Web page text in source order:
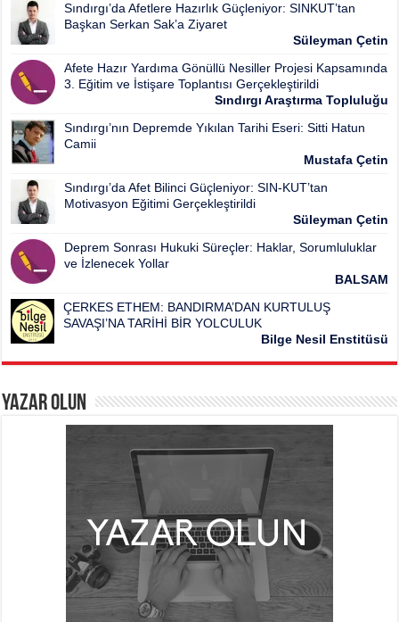
Sındırgı’da Afetlere Hazırlık Güçleniyor: SINKUT’tan
Başkan Serkan Sak’a Ziyaret
Süleyman Çetin
Afete Hazır Yardıma Gönüllü Nesiller Projesi Kapsamında
3. Eğitim ve İstişare Toplantısı Gerçekleştirildi
Sındırgı Araştırma Topluluğu
Sındırgı’nın Depremde Yıkılan Tarihi Eseri: Sitti Hatun
Camii
Mustafa Çetin
Sındırgı’da Afet Bilinci Güçleniyor: SIN-KUT’tan
Motivasyon Eğitimi Gerçekleştirildi
Süleyman Çetin
Deprem Sonrası Hukuki Süreçler: Haklar, Sorumluluklar
ve İzlenecek Yollar
BALSAM
ÇERKES ETHEM: BANDIRMA’DAN KURTULUŞ
SAVAŞI’NA TARİHİ BİR YOLCULUK
Bilge Nesil Enstitüsü
Yazar Olun